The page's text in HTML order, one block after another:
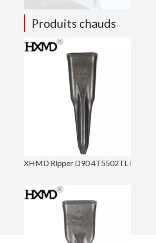
Produits chauds